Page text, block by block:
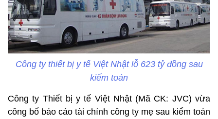
Công ty thiết bị y tế Việt Nhật lỗ 623 tỷ đồng sau
kiểm toán
Công ty Thiết bị y tế Việt Nhật (Mã CK: JVC) vừa
công bố báo cáo tài chính công ty mẹ sau kiểm toán